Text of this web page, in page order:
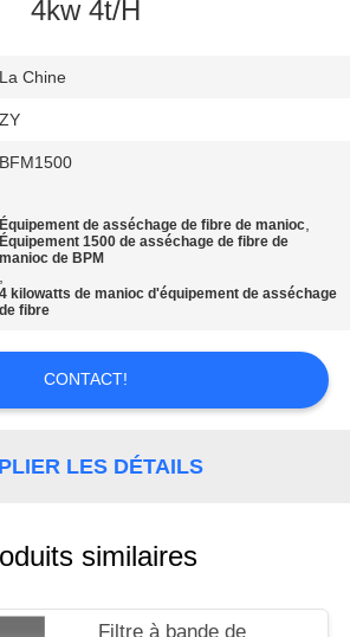
4kw 4t/H
La Chine
ZY
BFM1500
Équipement de asséchage de fibre de manioc,
Équipement 1500 de asséchage de fibre de
manioc de BPM
,
4 kilowatts de manioc d'équipement de asséchage
de fibre
CONTACT!
LES DÉTAILS
similaires
Filtre à bande de